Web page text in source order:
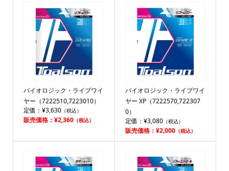
バイオロジック・ライブワイ
ヤー（7222510,7223010）
定価：¥3,630（税込）
販売価格：¥2,360（税込）
バイオロジック・ライブワイ
ヤー XP（7222570,722307
0）
定価：¥3,080（税込）
販売価格：¥2,000（税込）